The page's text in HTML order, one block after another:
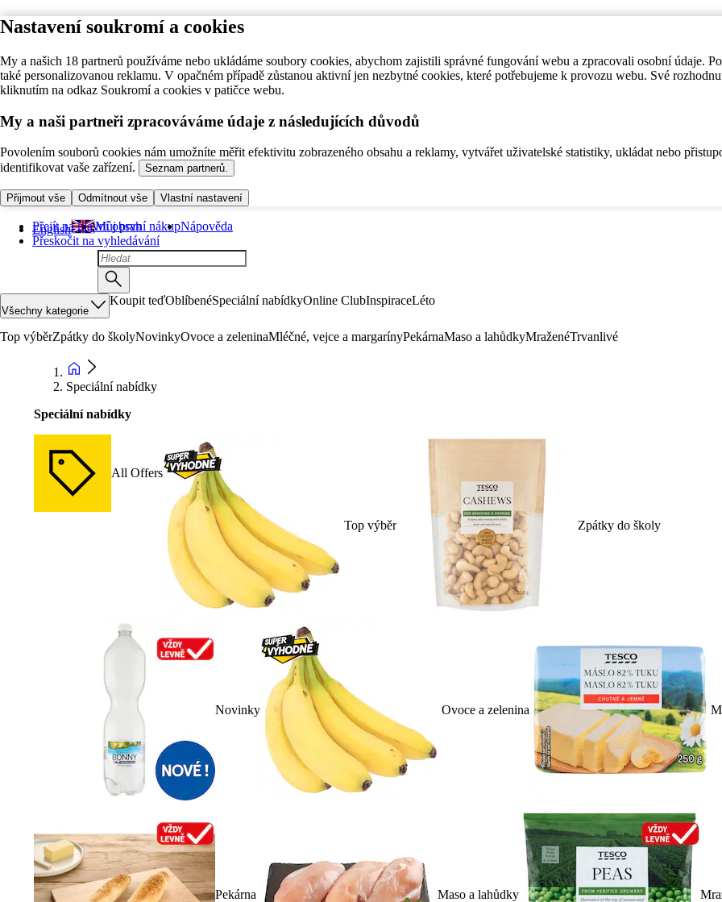
Nastavení soukromí a cookies
My a našich 18 partnerů používáme nebo ukládáme soubory cookies, abychom zajistili správné fungování webu a zpracovali osobní údaje.
také personalizovanou reklamu. V opačném případě zůstanou aktivní jen nezbytné cookies, které potřebujeme k provozu webu. Své
kliknutím na odkaz Soukromí a cookies v patičce webu.
My a naši partneři zpracováváme údaje z následujících důvodů
Povolením souborů cookies nám umožníte měřit efektivitu zobrazeného obsahu a reklamy, vytvářet uživatelské statistiky, ukládat nebo
identifikovat vaše zařízení.
Seznam partnerů.
Přijmout vše Odmítnout vše Vlastní nastavení
Přejít na hlavní obsah
Přeskočit na vyhledávání
English Můj první nákupNápověda
Všechny kategorie
Koupit teďOblíbenéSpeciální nabídkyOnline ClubInspiraceLéto
Top výběrZpátky do školyNovinkyOvoce a zeleninaMléčné, vejce a margarínyPekárnaMaso a lahůdkyMraženéTrvanlivé
Speciální nabídky
Speciální nabídky
All Offers
Top výběr Zpátky do školy
Novinky Ovoce a zelenina
Pekárna Maso a lahůdky